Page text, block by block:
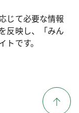
じて必要な情報
反映し、「みん
です。